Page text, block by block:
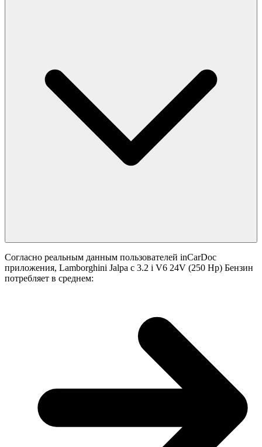
Согласно реальным данным пользователей inCarDoc
приложения, Lamborghini Jalpa с 3.2 i V6 24V (250 Hp) Бензин
потребляет в среднем: